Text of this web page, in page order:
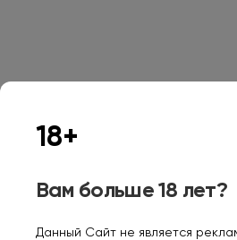
18+
Вам больше 18 лет?
Данный Сайт не является